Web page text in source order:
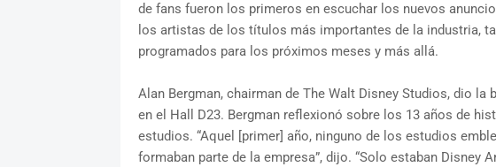
de fans fueron los primeros en escuchar los nuevos
los artistas de los títulos más importantes de la industria,
programados para los próximos meses y más allá.
Alan Bergman, chairman de The Walt Disney Studios, dio la
en el Hall D23. Bergman reflexionó sobre los 13 años de
estudios. “Aquel [primer] año, ninguno de los estudios
formaban parte de la empresa”, dijo. “Solo estaban Disney